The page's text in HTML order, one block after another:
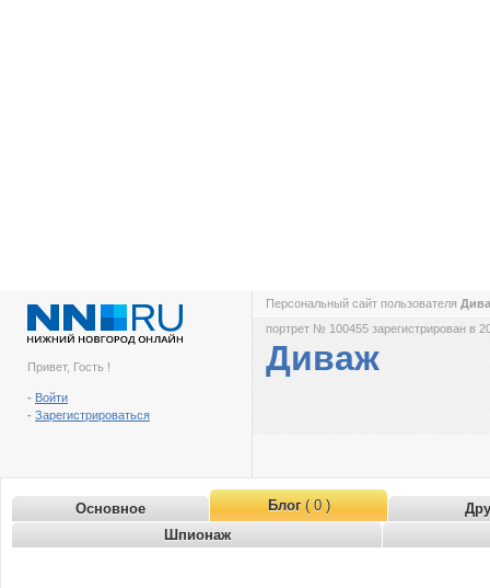
Привет, Гость !
- Войти
- Зарегистрироваться
Персональный сайт пользователя
портрет № 100455 зарегистрирован в
Диваж
Основное Блог( 0 )
Шпионаж